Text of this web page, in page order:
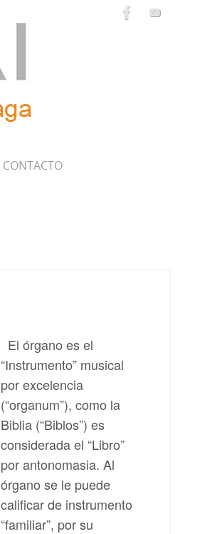
CONTACTO
El órgano es el
“Instrumento” musical
por excelencia
(“organum”), como la
Biblia (“Biblos”) es
considerada el “Libro”
por antonomasia. Al
órgano se le puede
calificar de instrumento
“familiar”, por su